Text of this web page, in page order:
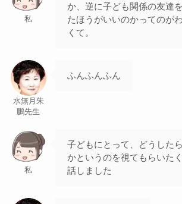
私
か、逆に子ども関係の友達
たほうがいいのかってのが
くて。
水無月朱
鵬先生
ふんふんふん
私
子どもにとって、どうした
かというのを視てもらいた
話しました